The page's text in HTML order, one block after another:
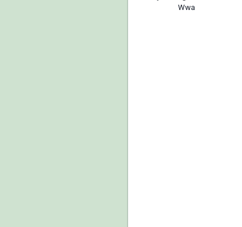
Wwa